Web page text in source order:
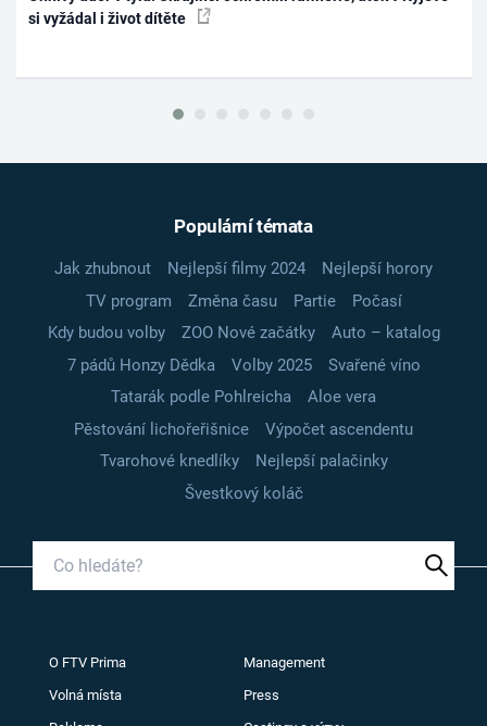
si vyžádal i život dítěte
Populární témata
Jak zhubnout Nejlepší filmy 2024
Nejlepší horory
TV program
Změna času Partie
Počasí
Kdy budou volby
ZOO Nové začátky
Auto – katalog
7 pádů Honzy Dědka
Volby 2025
Svařené víno
Tatarák podle Pohlreicha
Aloe vera
Pěstování lichořeřišnice
Výpočet ascendentu
Tvarohové knedlíky
Nejlepší palačinky
Švestkový koláč
O FTV Prima Management
Volná místa Press